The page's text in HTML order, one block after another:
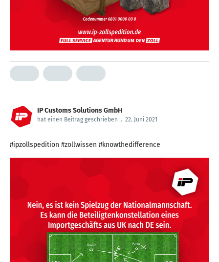
IP Customs Solutions GmbH
hat einen Beitrag geschrieben . 22. Juni 2021
#ipzollspedition #zollwissen #knowthedifference